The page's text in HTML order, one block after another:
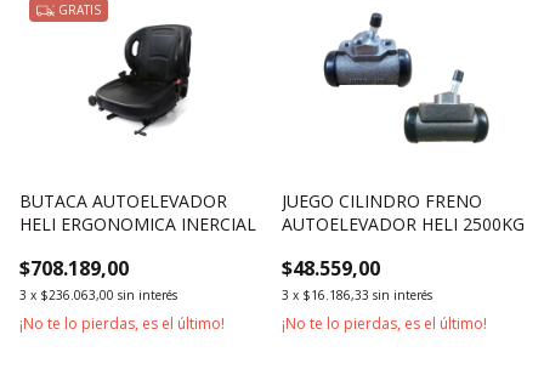
GRATIS
BUTACA AUTOELEVADOR
HELI ERGONOMICA INERCIAL
$708.189,00
3 x $236.063,00 sin interés
¡No te lo pierdas, es el último!
JUEGO CILINDRO FRENO
AUTOELEVADOR HELI 2500KG
$48.559,00
3 x $16.186,33 sin interés
¡No te lo pierdas, es el último!